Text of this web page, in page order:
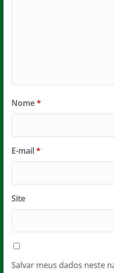
Nome*
E-mail*
Site
Salvar meus dados neste